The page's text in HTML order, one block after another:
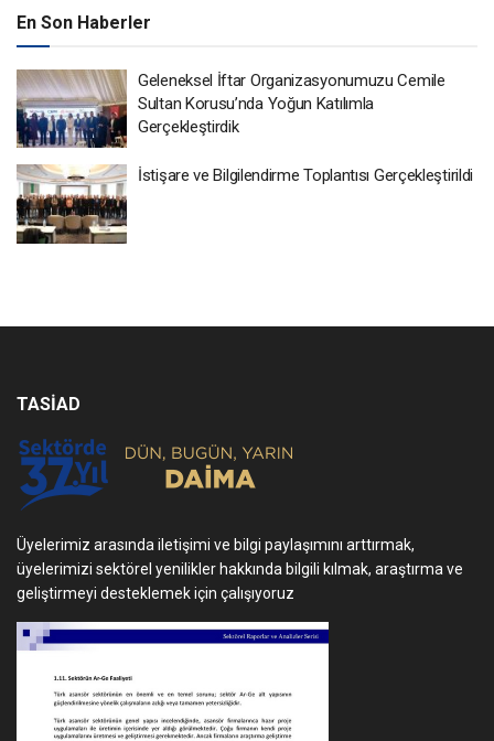
En Son Haberler
Geleneksel İftar Organizasyonumuzu Cemile
Sultan Korusu’nda Yoğun Katılımla
Gerçekleştirdik
İstişare ve Bilgilendirme Toplantısı Gerçekleştirildi
TASİAD
Üyelerimiz arasında iletişimi ve bilgi paylaşımını arttırmak,
üyelerimizi sektörel yenilikler hakkında bilgili kılmak, araştırma ve
geliştirmeyi desteklemek için çalışıyoruz